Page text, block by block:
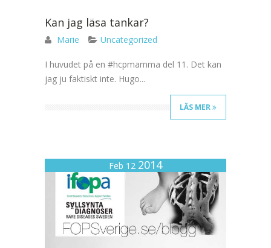
Kan jag läsa tankar?
Marie Uncategorized
I huvudet på en #hcpmamma del 11. Det kan
jag ju faktiskt inte. Hugo...
LÄS MER
Feb 12 2014